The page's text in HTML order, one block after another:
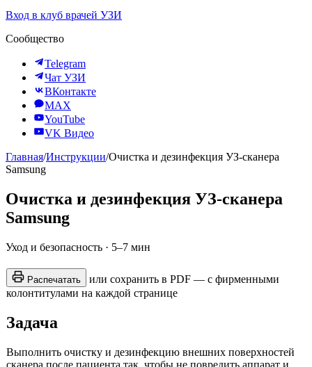
Вход в клуб врачей УЗИ
Сообщество
Telegram
Чат УЗИ
ВКонтакте
MAX
YouTube
VK Видео
Главная/Инструкции/Очистка и дезинфекция УЗ-сканера
Samsung
Очистка и дезинфекция УЗ-сканера
Samsung
Уход и безопасность · 5–7 мин
Распечатать
или сохранить в PDF — с фирменными
колонтитулами на каждой странице
Задача
Выполнить очистку и дезинфекцию внешних поверхностей
сканера после пациента так, чтобы не повредить аппарат и